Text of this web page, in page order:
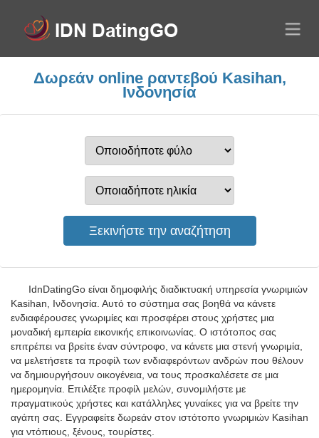
Δωρεάν online ραντεβού Kasihan,
Ινδονησία
IdnDatingGo είναι δημοφιλής διαδικτυακή υπηρεσία γνωριμιών
Kasihan, Ινδονησία. Αυτό το σύστημα σας βοηθά να κάνετε
ενδιαφέρουσες γνωριμίες και προσφέρει στους χρήστες μια
μοναδική εμπειρία εικονικής επικοινωνίας. Ο ιστότοπος σας
επιτρέπει να βρείτε έναν σύντροφο, να κάνετε μια στενή γνωριμία,
να μελετήσετε τα προφίλ των ενδιαφερόντων ανδρών που θέλουν
να δημιουργήσουν οικογένεια, να τους προσκαλέσετε σε μια
ημερομηνία. Επιλέξτε προφίλ μελών, συνομιλήστε με
πραγματικούς χρήστες και κατάλληλες γυναίκες για να βρείτε την
αγάπη σας. Εγγραφείτε δωρεάν στον ιστότοπο γνωριμιών Kasihan
για ντόπιους, ξένους, τουρίστες.